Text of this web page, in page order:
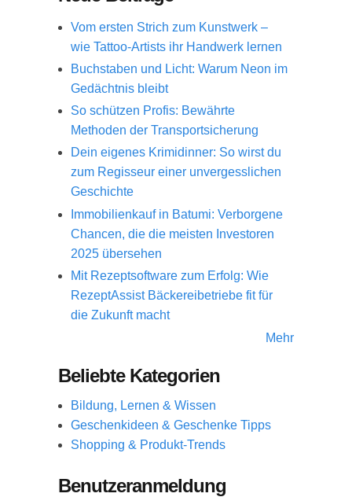
Vom ersten Strich zum Kunstwerk –
wie Tattoo-Artists ihr Handwerk lernen
Buchstaben und Licht: Warum Neon im
Gedächtnis bleibt
So schützen Profis: Bewährte
Methoden der Transportsicherung
Dein eigenes Krimidinner: So wirst du
zum Regisseur einer unvergesslichen
Geschichte
Immobilienkauf in Batumi: Verborgene
Chancen, die die meisten Investoren
2025 übersehen
Mit Rezeptsoftware zum Erfolg: Wie
RezeptAssist Bäckereibetriebe fit für
die Zukunft macht
Mehr
Beliebte Kategorien
Bildung, Lernen & Wissen
Geschenkideen & Geschenke Tipps
Shopping & Produkt-Trends
Benutzeranmeldung